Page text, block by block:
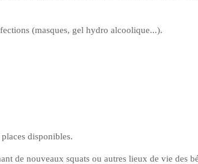
(masques, gel hydro alcoolique...).
disponibles.
de nouveaux squats ou autres lieux de vie des